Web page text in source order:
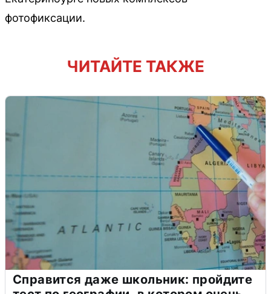
фотофиксации.
ЧИТАЙТЕ ТАКЖЕ
Справится даже школьник: пройдите